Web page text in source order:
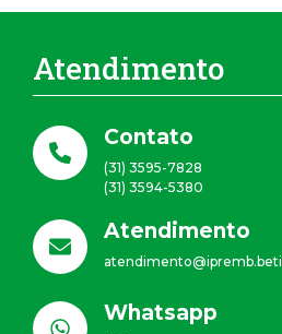
Atendimento
Contato
(31) 3595-7828
(31) 3594-5380
Atendimento
Whatsapp